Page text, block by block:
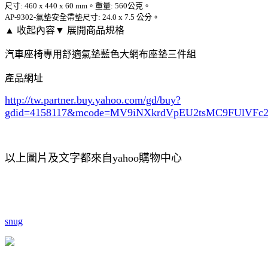
尺寸: 460 x 440 x 60 mm。重量: 560公克。
AP-9302-氣墊安全帶墊尺寸: 24.0 x 7.5 公分。
▲ 收起內容▼ 展開商品規格
汽車座椅專用舒適氣墊藍色大網布座墊三件組
產品網址
http://tw.partner.buy.yahoo.com/gd/buy?
gdid=4158117
以上圖片及文字都來自yahoo購物中心
snug